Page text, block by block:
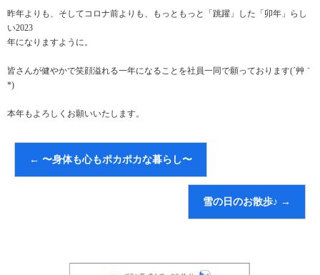
昨年よりも、そしてコロナ前よりも、もっともっと「跳躍」した「卯年」らし
い2023
年になりますように。
皆さんが健やかで笑顔溢れる一年になることを社員一同で願っております(´艸｀
*)
本年もよろしくお願いいたします。
← 〜身体も心もポカポカな暮らし〜
雪の日のお散歩♪ →